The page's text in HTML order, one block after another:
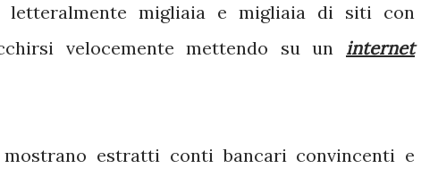
migliaia e migliaia di siti con
velocemente mettendo su un internet
estratti conti bancari convincenti e